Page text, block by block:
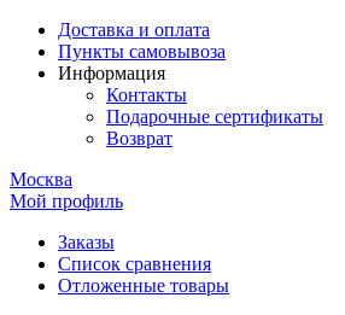
Доставка и оплата
Пункты самовывоза
Информация
Контакты
Подарочные сертификаты
Возврат
Москва
Мой профиль
Заказы
Список сравнения
Отложенные товары